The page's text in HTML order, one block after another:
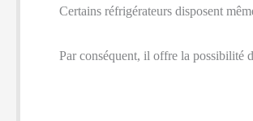
Certains réfrigérateurs disposent
Par conséquent, il offre la possibilité